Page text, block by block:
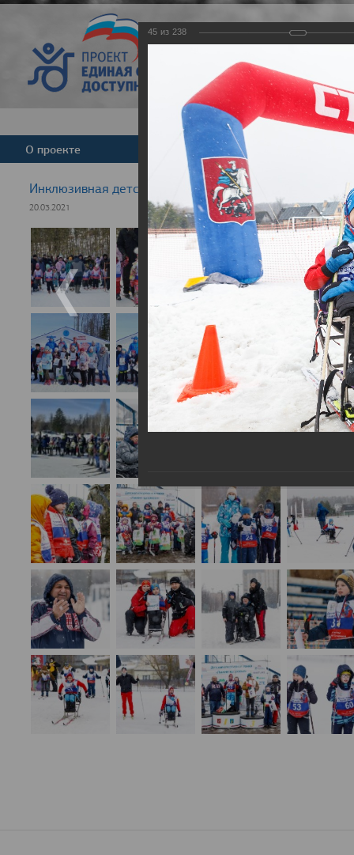
Версия для
О проекте Команда Новости
Инклюзивная детская гонка "Лыжня здоровья" 2021
20.03.2021
45 из 238